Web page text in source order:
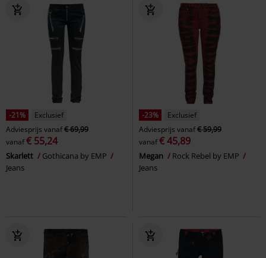
-21%
Exclusief
Adviesprijs vanaf€ 69,99
vanaf€ 55,24
Skarlett
Gothicana by EMP
Jeans
-23%
Exclusief
Adviesprijs vanaf€ 59,99
vanaf€ 45,89
Megan
Rock Rebel by EMP
Jeans